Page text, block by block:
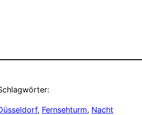
, Fernsehturm, Nacht